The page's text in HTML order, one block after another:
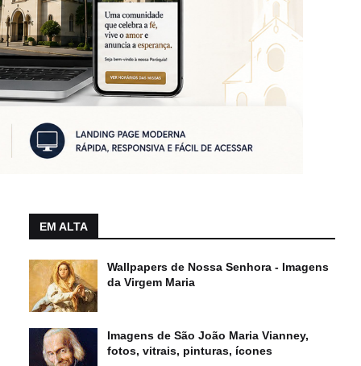
EM ALTA
Wallpapers de Nossa Senhora - Imagens
da Virgem Maria
Imagens de São João Maria Vianney,
fotos, vitrais, pinturas, ícones